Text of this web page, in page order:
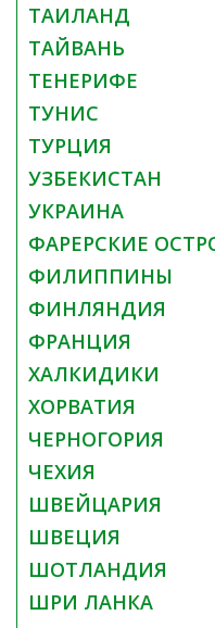
ТАИЛАНД
ТАЙВАНЬ
ТЕНЕРИФЕ
ТУНИС
ТУРЦИЯ
УЗБЕКИСТАН
УКРАИНА
ФАРЕРСКИЕ
ФИЛИППИНЫ
ФИНЛЯНДИЯ
ФРАНЦИЯ
ХАЛКИДИКИ
ХОРВАТИЯ
ЧЕРНОГОРИЯ
ЧЕХИЯ
ШВЕЙЦАРИЯ
ШВЕЦИЯ
ШОТЛАНДИЯ
ШРИ ЛАНКА